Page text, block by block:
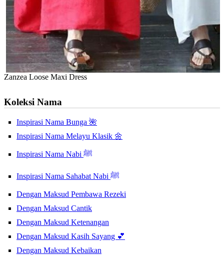
Zanzea Loose Maxi Dress
Koleksi Nama
Inspirasi Nama Bunga 🌺
Inspirasi Nama Melayu Klasik 🌼
Inspirasi Nama Nabi ﷺ
Inspirasi Nama Sahabat Nabi ﷺ
Dengan Maksud Pembawa Rezeki
Dengan Maksud Cantik
Dengan Maksud Ketenangan
Dengan Maksud Kasih Sayang 💕
Dengan Maksud Kebaikan